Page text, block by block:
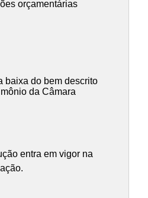
orçamentárias
baixa do bem descrito
da Câmara
entra em vigor na